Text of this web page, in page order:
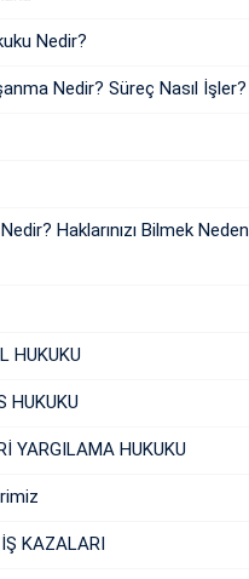
Nedir?
Nedir? Süreç Nasıl İşler?
Haklarınızı Bilmek Neden
HUKUKU
HUKUKU
YARGILAMA HUKUKU
KAZALARI